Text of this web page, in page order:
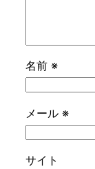
名前 ※
メール ※
サイト